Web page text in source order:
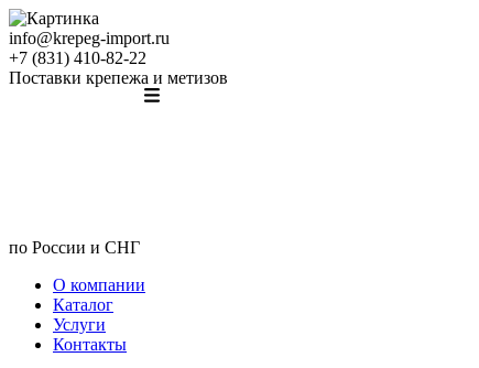
info@krepeg-import.ru
+7 (831) 410-82-22
Поставки крепежа и метизов
по России и СНГ
О компании
Каталог
Услуги
Контакты